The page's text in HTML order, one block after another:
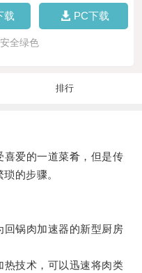
载 PC下载
全绿色
排行
爱的一道菜肴，但是传
的步骤。
锅肉加速器的新型厨房
技术，可以迅速将肉类